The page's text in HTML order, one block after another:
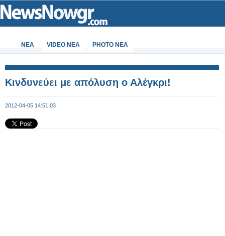
ΝΕΑ VIDEO NEA PHOTO NEA
Κινδυνεύει με απόλυση ο Αλέγκρι!
2012-04-05 14:51:03